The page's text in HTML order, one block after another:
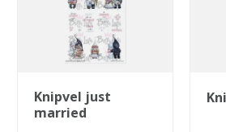
knipvel just
married